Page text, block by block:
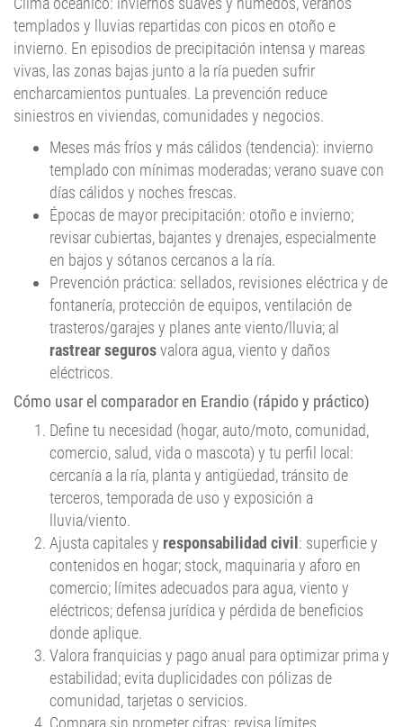
invierno. En episodios de precipitación intensa y mareas
vivas, las zonas bajas junto a la ría pueden sufrir
encharcamientos puntuales. La prevención reduce
siniestros en viviendas, comunidades y negocios.
Meses más fríos y más cálidos (tendencia): invierno
templado con mínimas moderadas; verano suave con
días cálidos y noches frescas.
Épocas de mayor precipitación: otoño e invierno;
revisar cubiertas, bajantes y drenajes, especialmente
en bajos y sótanos cercanos a la ría.
Prevención práctica: sellados, revisiones eléctrica y de
fontanería, protección de equipos, ventilación de
trasteros/garajes y planes ante viento/lluvia; al
rastrear seguros valora agua, viento y daños
eléctricos.
Cómo usar el comparador en Erandio (rápido y práctico)
Define tu necesidad (hogar, auto/moto, comunidad,
comercio, salud, vida o mascota) y tu perfil local:
cercanía a la ría, planta y antigüedad, tránsito de
terceros, temporada de uso y exposición a
lluvia/viento.
Ajusta capitales y
responsabilidad civil
contenidos en hogar; stock, maquinaria y aforo en
comercio; límites adecuados para agua, viento y
eléctricos; defensa jurídica y pérdida de beneficios
donde aplique.
Valora franquicias y pago anual para optimizar prima y
estabilidad; evita duplicidades con pólizas de
comunidad, tarjetas o servicios.
Compara sin prometer cifras: revisa límites,
exclusiones, asistencia, inhabitabilidad, robos en